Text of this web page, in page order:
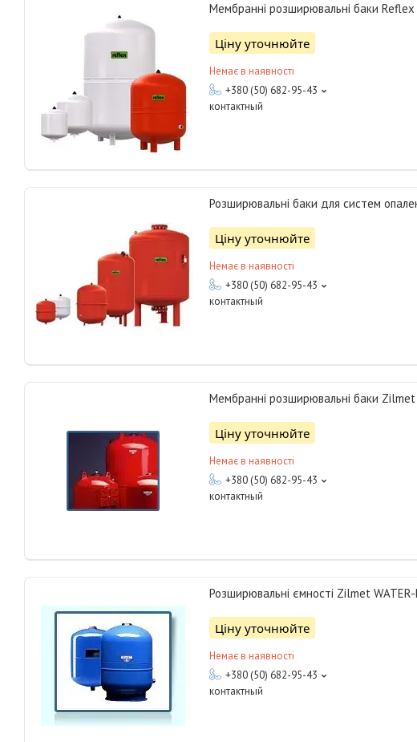
Мембранні розширювальні баки Reflex
Ціну уточнюйте
Немає в наявності
+380 (50) 682-95-43
контактный
Розширювальні баки для систем
Ціну уточнюйте
Немає в наявності
+380 (50) 682-95-43
контактный
Мембранні розширювальні баки Zilmet
Ціну уточнюйте
Немає в наявності
+380 (50) 682-95-43
контактный
Розширювальні ємності Zilmet WATER-
Ціну уточнюйте
Немає в наявності
+380 (50) 682-95-43
контактный